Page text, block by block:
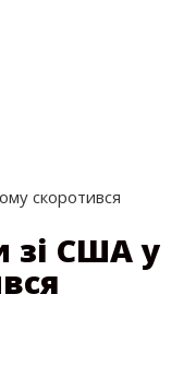
скоротився
зі США у